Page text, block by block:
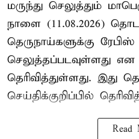
மருந்து செலுத்தும்
நாளை (11.08.2026)
தெருநாய்களுக்கு ரேபிஸ்
செலுத்தப்படவுள்ளது
தெரிவித்துள்ளது. இது
செய்திக்குறிப்பில்
Read